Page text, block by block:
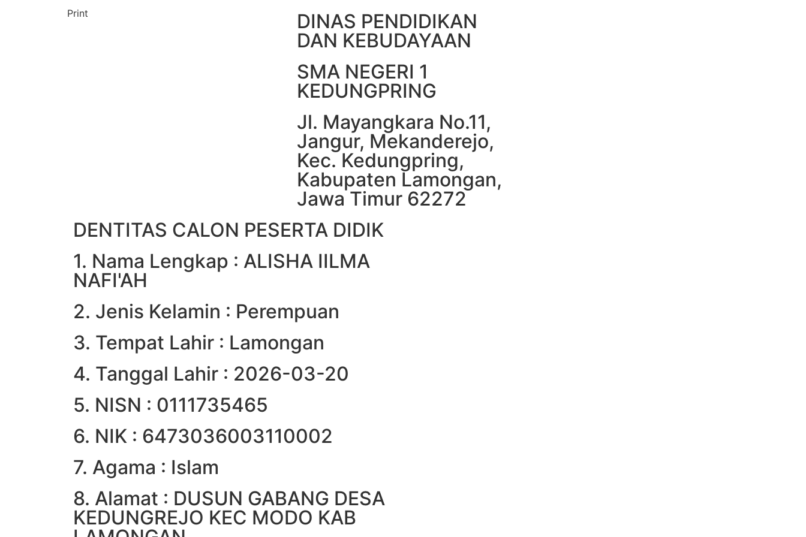
DINAS PENDIDIKAN
DAN KEBUDAYAAN
SMA NEGERI 1
KEDUNGPRING
Jl. Mayangkara No.11,
Jangur, Mekanderejo,
Kec. Kedungpring,
Kabupaten Lamongan,
Jawa Timur 62272
DENTITAS CALON PESERTA DIDIK
1. Nama Lengkap : ALISHA IILMA
NAFI'AH
2. Jenis Kelamin : Perempuan
3. Tempat Lahir : Lamongan
4. Tanggal Lahir : 2026-03-20
5. NISN : 0111735465
6. NIK : 6473036003110002
7. Agama : Islam
8. Alamat : DUSUN GABANG DESA
KEDUNGREJO KEC MODO KAB
Print